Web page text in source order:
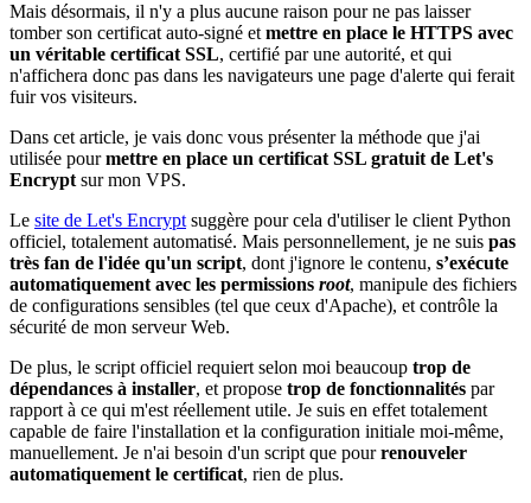
Mais désormais, il n'y a plus aucune raison pour ne pas laisser
tomber son certificat auto-signé etmettre en place le HTTPS avec
un véritable certificat SSL, certifié par une autorité, et qui
n'affichera donc pas dans les navigateurs une page d'alerte qui ferait
fuir vos visiteurs.
Dans cet article, je vais donc vous présenter la méthode que j'ai
utilisée pourmettre en place un certificat SSL gratuit de Let's
Encryptsur mon VPS.
Le site de Let's Encryptsuggère pour cela d'utiliser le client Python
officiel, totalement automatisé. Mais personnellement, je ne suis pas
très fan de l'idée qu'un script, dont j'ignore le contenu, s’exécute
automatiquement avec les permissions root, manipule des fichiers
de configurations sensibles (tel que ceux d'Apache), et contrôle la
sécurité de mon serveur Web.
De plus, le script officiel requiert selon moi beaucoup trop de
dépendances à installer, et propose trop de fonctionnalités par
rapport à ce qui m'est réellement utile. Je suis en effet totalement
capable de faire l'installation et la configuration initiale moi-même,
manuellement. Je n'ai besoin d'un script que pourrenouveler
automatiquement le certificat, rien de plus.